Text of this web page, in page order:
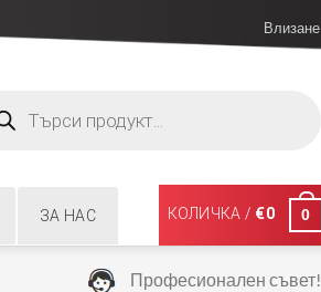
Влизане
ЗА НАС КОЛИЧКА / €0 0
Професионален съвет!